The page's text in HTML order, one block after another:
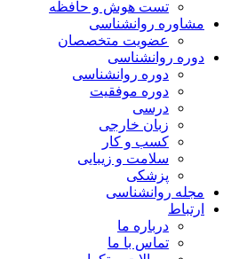
تست هوش و حافظه
مشاوره روانشناسی
عضویت متخصصان
دوره روانشناسی
دوره روانشناسی
دوره موفقیت
درسی
زبان خارجی
کسب و کار
سلامت و زیبایی
پزشکی
مجله روانشناسی
ارتباط
درباره ما
تماس با ما